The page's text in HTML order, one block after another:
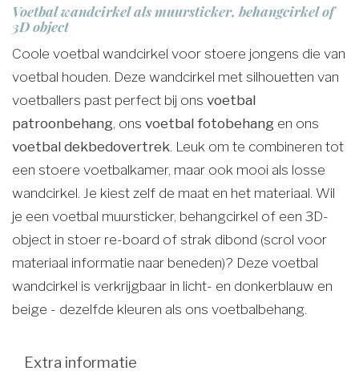
Voetbal wandcirkel als muursticker, behangcirkel of
3D object
Coole voetbal wandcirkel voor stoere jongens die van
voetbal houden. Deze wandcirkel met silhouetten van
voetballers past perfect bij ons voetbal
patroonbehang, ons voetbal fotobehang en ons
voetbal dekbedovertrek. Leuk om te combineren tot
een stoere voetbalkamer, maar ook mooi als losse
wandcirkel. Je kiest zelf de maat en het materiaal. Wil
je een voetbal muursticker, behangcirkel of een 3D-
object in stoer re-board of strak dibond (scrol voor
materiaal informatie naar beneden)? Deze voetbal
wandcirkel is verkrijgbaar in licht- en donkerblauw en
beige - dezelfde kleuren als ons voetbalbehang.
Extra informatie